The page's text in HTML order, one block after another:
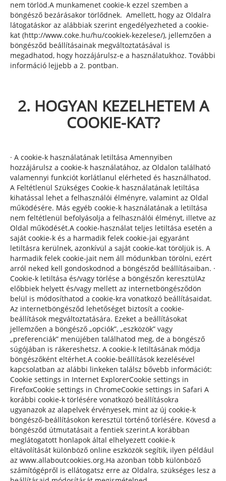
nem törlöd.A munkamenet cookie-k ezzel szemben a
böngésző bezárásakor törlődnek. Amellett, hogy az Oldalra
látogatáskor az alábbiak szerint engedélyezheted a cookie-
kat (http://www.coke.hu/hu/cookiek-kezelese/), jellemzően a
böngésződ beállításainak megváltoztatásával is
megadhatod, hogy hozzájárulsz-e a használatukhoz. További
információ lejjebb a 2. pontban.
2. HOGYAN KEZELHETEM A
COOKIE-KAT?
· A cookie-k használatának letiltása Amennyiben
hozzájárulsz a cookie-k használatához, az Oldalon található
valamennyi funkciót korlátlanul elérheted és használhatod.
A Feltétlenül Szükséges Cookie-k használatának letiltása
kihatással lehet a felhasználói élményre, valamint az Oldal
működésére. Más egyéb cookie-k használatának a letiltása
nem feltétlenül befolyásolja a felhasználói élményt, illetve az
Oldal működését.A cookie-használat teljes letiltása esetén a
saját cookie-k és a harmadik felek cookie-jai egyaránt
letiltásra kerülnek, azonkívül a saját cookie-kat töröljük is. A
harmadik felek cookie-jait nem áll módunkban törölni, ezért
arról neked kell gondoskodnod a böngésződ beállításaiban. ·
Cookie-k letiltása és/vagy törlése a böngészőn keresztülAz
előbbiek helyett és/vagy mellett az internetböngésződön
belül is módosíthatod a cookie-kra vonatkozó beállításaidat.
Az internetböngésződ lehetőséget biztosít a cookie-
beállítások megváltoztatására. Ezeket a beállításokat
jellemzően a böngésző „opciók”, „eszközök” vagy
„preferenciák” menüjében találhatod meg, de a böngésző
súgójában is rákereshetsz. A cookie-k letiltásának módja
böngészőként eltérhet.A cookie-beállítások kezelésével
kapcsolatban az alábbi linkeken találsz bővebb információt:
Cookie settings in Internet ExplorerCookie settings in
FirefoxCookie settings in ChromeCookie settings in Safari A
korábbi cookie-k törlésére vonatkozó beállításokra
ugyanazok az alapelvek érvényesek, mint az új cookie-k
böngésző-beállításokon keresztül történő törlésére. Kövesd a
böngésződ útmutatásait a fentiek szerint.A korábban
meglátogatott honlapok által elhelyezett cookie-k
eltávolítását különböző online eszközök segítik, ilyen például
az www.allaboutcookies.org.Ha azonban több különböző
számítógépről is ellátogatsz erre az Oldalra, szükséges lesz a